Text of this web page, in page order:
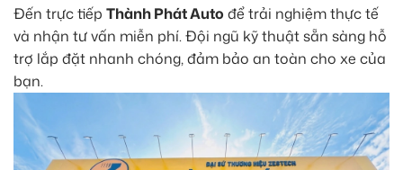
Đến trực tiếp Thành Phát Auto để trải nghiệm thực tế
và nhận tư vấn miễn phí. Đội ngũ kỹ thuật sẵn sàng hỗ
trợ lắp đặt nhanh chóng, đảm bảo an toàn cho xe của
bạn.